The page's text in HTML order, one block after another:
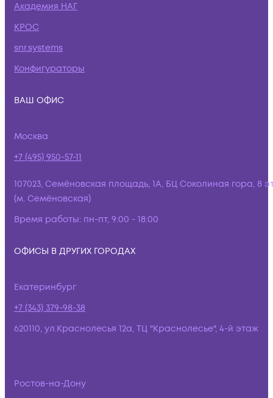
Академия НАГ
КРОС
snr.systems
Конфигураторы
ВАШ ОФИС
Москва
+7 (495) 950-57-11
107023, Семёновская площадь, 1А, БЦ Соколиная гора, 8
(м. Семёновская)
Время работы: пн-пт, 9:00 - 18:00
ОФИСЫ В ДРУГИХ ГОРОДАХ
Екатеринбург
+7 (343) 379-98-38
620110, ул.Краснолесья 12а, ТЦ "Краснолесье", 4-й этаж
Ростов-на-Дону